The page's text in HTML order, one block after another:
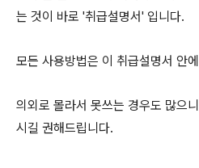
는 것이 바로 '취급설명서' 입니다.
모든 사용방법은 이 취급설명서 안
의외로 몰라서 못쓰는 경우도 많으
시길 권해드립니다.